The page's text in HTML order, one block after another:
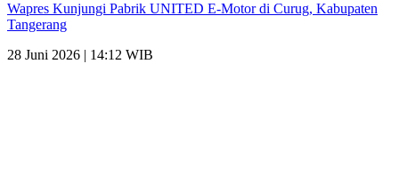
Wapres Kunjungi Pabrik UNITED E-Motor di Curug, Kabupaten
Tangerang
28 Juni 2026 | 14:12 WIB